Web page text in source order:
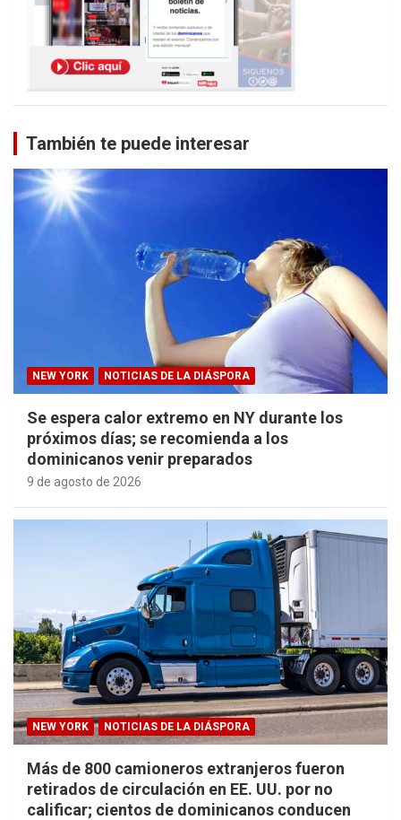
También te puede interesar
NEW YORK NOTICIAS DE LA DIÁSPORA
Se espera calor extremo en NY durante los
próximos días; se recomienda a los
dominicanos venir preparados
9 de agosto de 2026
NEW YORK NOTICIAS DE LA DIÁSPORA
Más de 800 camioneros extranjeros fueron
retirados de circulación en EE. UU. por no
calificar; cientos de dominicanos conducen